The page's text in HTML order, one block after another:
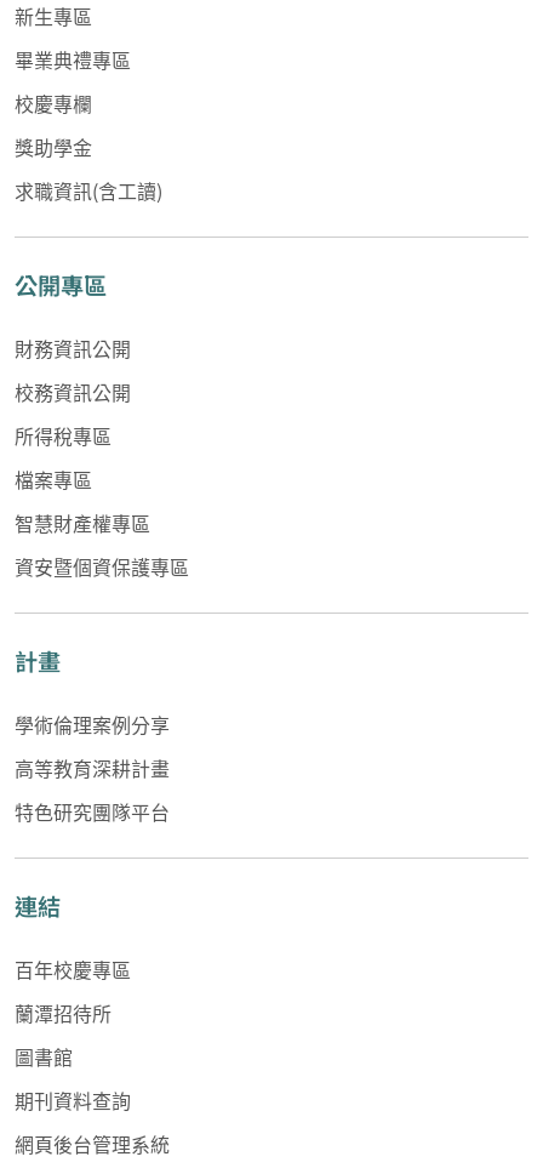
新生專區
畢業典禮專區
校慶專欄
獎助學金
求職資訊(含工讀)
公開專區
財務資訊公開
校務資訊公開
所得稅專區
檔案專區
智慧財產權專區
資安暨個資保護專區
計畫
學術倫理案例分享
高等教育深耕計畫
特色研究團隊平台
連結
百年校慶專區
蘭潭招待所
圖書館
期刊資料查詢
網頁後台管理系統